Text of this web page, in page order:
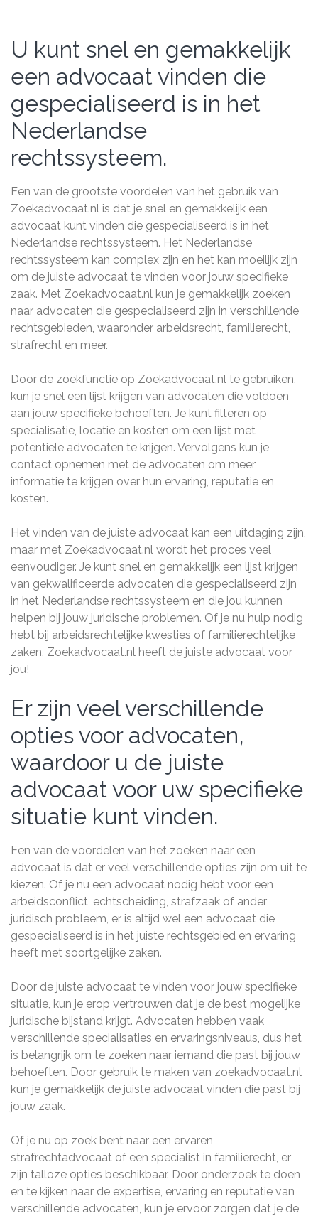
U kunt snel en gemakkelijk
een advocaat vinden die
gespecialiseerd is in het
Nederlandse
rechtssysteem.
Een van de grootste voordelen van het gebruik van
Zoekadvocaat.nl is dat je snel en gemakkelijk een
advocaat kunt vinden die gespecialiseerd is in het
Nederlandse rechtssysteem. Het Nederlandse
rechtssysteem kan complex zijn en het kan moeilijk zijn
om de juiste advocaat te vinden voor jouw specifieke
zaak. Met Zoekadvocaat.nl kun je gemakkelijk zoeken
naar advocaten die gespecialiseerd zijn in verschillende
rechtsgebieden, waaronder arbeidsrecht, familierecht,
strafrecht en meer.
Door de zoekfunctie op Zoekadvocaat.nl te gebruiken,
kun je snel een lijst krijgen van advocaten die voldoen
aan jouw specifieke behoeften. Je kunt filteren op
specialisatie, locatie en kosten om een ​​lijst met
potentiële advocaten te krijgen. Vervolgens kun je
contact opnemen met de advocaten om meer
informatie te krijgen over hun ervaring, reputatie en
kosten.
Het vinden van de juiste advocaat kan een uitdaging zijn,
maar met Zoekadvocaat.nl wordt het proces veel
eenvoudiger. Je kunt snel en gemakkelijk een lijst krijgen
van gekwalificeerde advocaten die gespecialiseerd zijn
in het Nederlandse rechtssysteem en die jou kunnen
helpen bij jouw juridische problemen. Of je nu hulp nodig
hebt bij arbeidsrechtelijke kwesties of familierechtelijke
zaken, Zoekadvocaat.nl heeft de juiste advocaat voor
jou!
Er zijn veel verschillende
opties voor advocaten,
waardoor u de juiste
advocaat voor uw specifieke
situatie kunt vinden.
Een van de voordelen van het zoeken naar een
advocaat is dat er veel verschillende opties zijn om uit te
kiezen. Of je nu een advocaat nodig hebt voor een
arbeidsconflict, echtscheiding, strafzaak of ander
juridisch probleem, er is altijd wel een advocaat die
gespecialiseerd is in het juiste rechtsgebied en ervaring
heeft met soortgelijke zaken.
Door de juiste advocaat te vinden voor jouw specifieke
situatie, kun je erop vertrouwen dat je de best mogelijke
juridische bijstand krijgt. Advocaten hebben vaak
verschillende specialisaties en ervaringsniveaus, dus het
is belangrijk om te zoeken naar iemand die past bij jouw
behoeften. Door gebruik te maken van zoekadvocaat.nl
kun je gemakkelijk de juiste advocaat vinden die past bij
jouw zaak.
Of je nu op zoek bent naar een ervaren
strafrechtadvocaat of een specialist in familierecht, er
zijn talloze opties beschikbaar. Door onderzoek te doen
en te kijken naar de expertise, ervaring en reputatie van
verschillende advocaten, kun je ervoor zorgen dat je de